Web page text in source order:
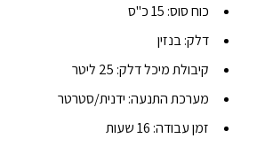
כוח סוס: 15 כ"ס
דלק: בנזין
קיבולת מיכל דלק: 25 ליטר
מערכת התנעה: ידנית/סטרטר
זמן עבודה: 16 שעות